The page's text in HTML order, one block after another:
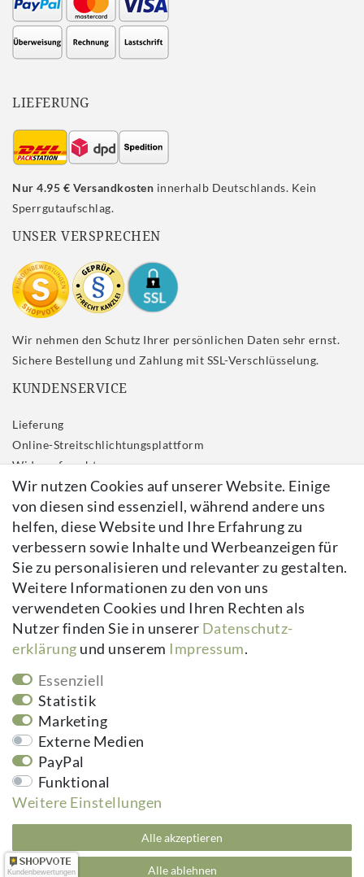
LIEFERUNG
Nur 4.95 € Versandkosten innerhalb Deutschlands. Kein
Sperrgutaufschlag.
UNSER VERSPRECHEN
Wir nehmen den Schutz Ihrer persönlichen Daten sehr ernst.
Sichere Bestellung und Zahlung mit SSL-Verschlüsselung.
KUNDENSERVICE
Lieferung
Online-Streitschlichtungsplattform
Widerrufs­recht
Impressum
Daten­schutz­erklärung
AGB
Kontakt
Vertrag widerrufen
Newsletter
E-MAIL **
Newsletter
Hiermit bestätige ich, dass ich die
Meine Einwilligung kann ich jederzeit widerrufen.**
Wir nutzen Cookies auf unserer Website. Einige
von diesen sind essenziell, während andere uns
helfen, diese Website und Ihre Erfahrung zu
verbessern sowie Inhalte und Werbeanzeigen für
Sie zu personalisieren und relevanter zu gestalten.
Weitere Informationen zu den von uns
verwendeten Cookies und Ihren Rechten als
Nutzer finden Sie in unserer Daten­schutz­
erklärung und unserem Impressum.
Essenziell
Statistik
Marketing
Externe Medien
PayPal
Funktional
Weitere Einstellungen
Alle akzeptieren
Alle ablehnen
kuheiga.com - Ihr Online Shop für Gartenzubehör & Wohnaccessoires | Alle
Preise inkl. ges. MwSt. zzgl.Versandkosten
plentymarkets Template von
Plenty Lions
Kundenbewertungen